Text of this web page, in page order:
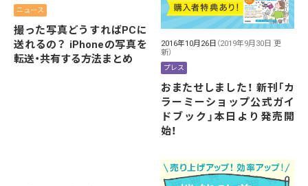
ニュース
撮った写真どうすればPCに
送れるの？ iPhoneの写真を
転送・共有する方法まとめ
2016年10月26日 （2019年9月30日 更
新）
プレス
おまたせしました！ 新刊「カ
ラーミーショップ公式ガイ
ドブック」本日より発売開
始！